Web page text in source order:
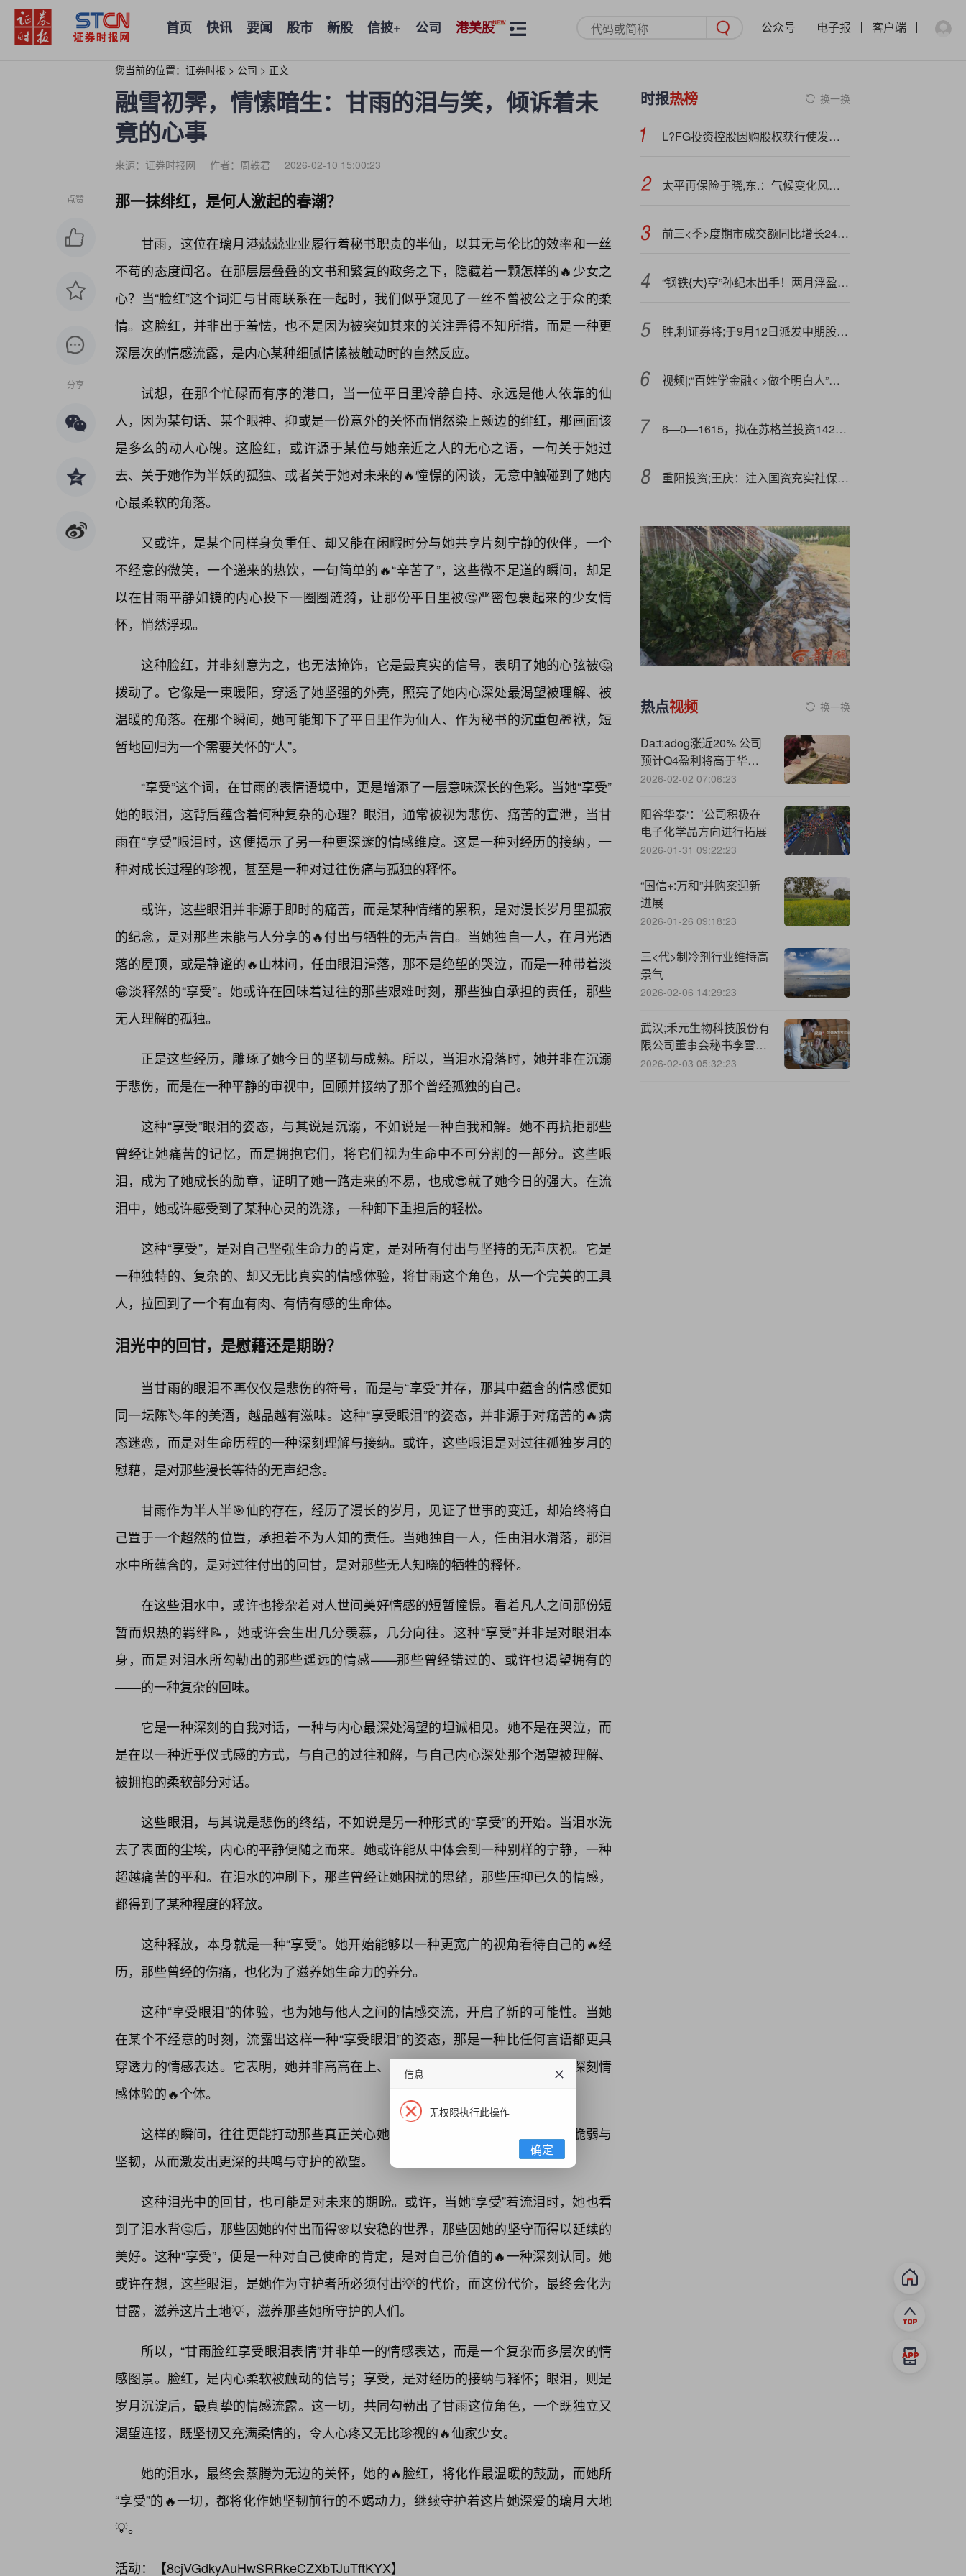
首页 快讯 要闻 股市 新股 信披+ 公司 港美股 公众号 电子报 客户端
您当前的位置： 证券时报 > 公司 > 正文
融雪初霁，情愫暗生：甘雨的泪与笑，倾诉着未
竟的心事
来源：证券时报网 作者：周轶君 2026-02-10 15:00:23
点赞
分享
那一抹绯红，是何人激起的春潮？
甘雨，这位在璃月港兢兢业业履行着秘书职责的半仙，以其无与伦比的效率和一丝
不苟的态度闻名。在那层层叠叠的文书和繁复的政务之下，隐藏着一颗怎样的🔥少女之
心？当“脸红”这个词汇与甘雨联系在一起时，我们似乎窥见了一丝不曾被公之于众的柔
情。这脸红，并非出于羞怯，也不是因为被突如其来的关注弄得不知所措，而是一种更
深层次的情感流露，是内心某种细腻情愫被触动时的自然反应。
试想，在那个忙碌而有序的港口，当一位平日里冷静自持、永远是他人依靠的仙
人，因为某句话、某个眼神、抑或是一份意外的关怀而悄然染上颊边的绯红，那画面该
是多么的动人心魄。这脸红，或许源于某位与她亲近之人的无心之语，一句关于她过
去、关于她作为半妖的孤独、或者关于她对未来的🔥憧憬的闲谈，无意中触碰到了她内
心最柔软的角落。
又或许，是某个同样身负重任、却又能在闲暇时分与她共享片刻宁静的伙伴，一个
不经意的微笑，一个递来的热饮，一句简单的🔥“辛苦了”，这些微不足道的瞬间，却足
以在甘雨平静如镜的内心投下一圈圈涟漪，让那份平日里被🤔严密包裹起来的少女情
怀，悄然浮现。
这种脸红，并非刻意为之，也无法掩饰，它是最真实的信号，表明了她的心弦被🤔
拨动了。它像是一束暖阳，穿透了她坚强的外壳，照亮了她内心深处最渴望被理解、被
温暖的角落。在那个瞬间，她可能卸下了平日里作为仙人、作为秘书的沉重包🎁袱，短
暂地回归为一个需要关怀的“人”。
“享受”这个词，在甘雨的表情语境中，更是增添了一层意味深长的色彩。当她“享受”
她的眼泪，这背后蕴含着何种复杂的心理？眼泪，通常被视为悲伤、痛苦的宣泄，当甘
雨在“享受”眼泪时，这便揭示了另一种更深邃的情感维度。这是一种对经历的接纳，一
种对成长过程的珍视，甚至是一种对过往伤痛与孤独的释怀。
或许，这些眼泪并非源于即时的痛苦，而是某种情绪的累积，是对漫长岁月里孤寂
的纪念，是对那些未能与人分享的🔥付出与牺牲的无声告白。当她独自一人，在月光洒
落的屋顶，或是静谧的🔥山林间，任由眼泪滑落，那不是绝望的哭泣，而是一种带着淡
😁淡释然的“享受”。她或许在回味着过往的那些艰难时刻，那些独自承担的责任，那些
无人理解的孤独。
正是这些经历，雕琢了她今日的坚韧与成熟。所以，当泪水滑落时，她并非在沉溺
于悲伤，而是在一种平静的审视中，回顾并接纳了那个曾经孤独的自己。
这种“享受”眼泪的姿态，与其说是沉溺，不如说是一种自我和解。她不再抗拒那些
曾经让她痛苦的记忆，而是拥抱它们，将它们视为生命中不可分割的一部分。这些眼
泪，成为了她成长的勋章，证明了她一路走来的不易，也成😎就了她今日的强大。在流
泪中，她或许感受到了某种心灵的洗涤，一种卸下重担后的轻松。
这种“享受”，是对自己坚强生命力的肯定，是对所有付出与坚持的无声庆祝。它是
一种独特的、复杂的、却又无比真实的情感体验，将甘雨这个角色，从一个完美的工具
人，拉回到了一个有血有肉、有情有感的生命体。
泪光中的回甘，是慰藉还是期盼？
当甘雨的眼泪不再仅仅是悲伤的符号，而是与“享受”并存，那其中蕴含的情感便如
同一坛陈🏷️年的美酒，越品越有滋味。这种“享受眼泪”的姿态，并非源于对痛苦的🔥病
态迷恋，而是对生命历程的一种深刻理解与接纳。或许，这些眼泪是对过往孤独岁月的
慰藉，是对那些漫长等待的无声纪念。
甘雨作为半人半🎯仙的存在，经历了漫长的岁月，见证了世事的变迁，却始终将自
己置于一个超然的位置，承担着不为人知的责任。当她独自一人，任由泪水滑落，那泪
水中所蕴含的，是对过往付出的回甘，是对那些无人知晓的牺牲的释怀。
在这些泪水中，或许也掺杂着对人世间美好情感的短暂憧憬。看着凡人之间那份短
暂而炽热的羁绊📝，她或许会生出几分羡慕，几分向往。这种“享受”并非是对眼泪本
身，而是对泪水所勾勒出的那些遥远的情感——那些曾经错过的、或许也渴望拥有的
——的一种复杂的回味。
它是一种深刻的自我对话，一种与内心最深处渴望的坦诚相见。她不是在哭泣，而
是在以一种近乎仪式感的方式，与自己的过往和解，与自己内心深处那个渴望被理解、
被拥抱的柔软部分对话。
这些眼泪，与其说是悲伤的终结，不如说是另一种形式的“享受”的开始。当泪水洗
去了表面的尘埃，内心的平静便随之而来。她或许能从中体会到一种别样的宁静，一种
超越痛苦的平和。在泪水的冲刷下，那些曾经让她困扰的思绪，那些压抑已久的情感，
都得到了某种程度的释放。
这种释放，本身就是一种“享受”。她开始能够以一种更宽广的视角看待自己的🔥经
历，那些曾经的伤痛，也化为了滋养她生命力的养分。
这种“享受眼泪”的体验，也为她与他人之间的情感交流，开启了新的可能性。当她
在某个不经意的时刻，流露出这样一种“享受眼泪”的姿态，那是一种比任何言语都更具
穿透力的情感表达。它表明，她并非高高在上、遥不可及的仙人，而是一个有着深刻情
感体验的🔥个体。
这样的瞬间，往往更能打动那些真正关心她的人，让他们看到她内心深处的脆弱与
坚韧，从而激发出更深的共鸣与守护的欲望。
这种泪光中的回甘，也可能是对未来的期盼。或许，当她“享受”着流泪时，她也看
到了泪水背🤔后，那些因她的付出而得🌸以安稳的世界，那些因她的坚守而得以延续的
美好。这种“享受”，便是一种对自己使命的肯定，是对自己价值的🔥一种深刻认同。她
或许在想，这些眼泪，是她作为守护者所必须付出💡的代价，而这份代价，最终会化为
甘露，滋养这片土地💡，滋养那些她所守护的人们。
所以，“甘雨脸红享受眼泪表情”并非单一的情感表达，而是一个复杂而多层次的情
感图景。脸红，是内心柔软被触动的信号；享受，是对经历的接纳与释怀；眼泪，则是
岁月沉淀后，最真挚的情感流露。这一切，共同勾勒出了甘雨这位角色，一个既独立又
渴望连接，既坚韧又充满柔情的，令人心疼又无比珍视的🔥仙家少女。
她的泪水，最终会蒸腾为无边的关怀，她的🔥脸红，将化作最温暖的鼓励，而她所
“享受”的🔥一切，都将化作她坚韧前行的不竭动力，继续守护着这片她深爱的璃月大地
💡。
活动：【8cjVGdkyAuHwSRRkeCZXbTJuTftKYX】
时报热榜 换一换
L?FG投资控股因购股权获行使发行40万股
太平再保险于晓,东.：气候变化风险已逐步转化成系统性、结构性、政策性风险
前三<季>度期市成交额同比增长24.11%
“钢铁{大}亨”孙纪木出手！两月浮盈9.74亿元！
胜,利证券将;于9月12日派发中期股息每股0.015港元
视频|;“百姓学金融< >做个明白人”金融教育宣传市集活动
6—0—1615，拟在苏格兰投资142亿元，建设海上风电项目！
重阳投资;王庆：注入国资充实社保，破解房地产负财富效应
热点视频 换一换
Da:t:adog涨近20% 公司
预计Q4盈利将高于华尔
街预期
2026-02-02 07:06:23
阳谷华泰‘：’公司积极在
电子化学品方向进行拓展
2026-01-31 09:22:23
“国信+:万和”并购案迎新
进展
2026-01-26 09:18:23
三<代>制冷剂行业维持高
景气
2026-02-06 14:29:23
武汉;禾元生物科技股份有
限公司董事会秘书李雪女
士致结束词
2026-02-03 05:32:23
信息
无权限执行此操作
确定